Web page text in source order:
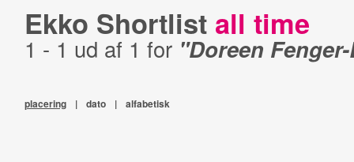
Ekko Shortlist all time
1 - 1 ud af 1 for "Doreen
placering | dato | alfabetisk